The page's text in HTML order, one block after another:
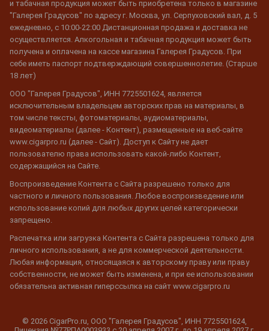
и табачная продукция может быть приобретена только в магазине
"Галерея Градусов" по адресу г. Москва, ул. Серпуховский вал, д. 5
ежедневно, с 10:00-22:00 Дистанционная продажа и доставка не
осуществляется. Алкогольная и табачная продукция может быть
получена и оплачена на кассе магазина Галерея Градусов. При
себе иметь паспорт подтверждающий совершеннолетие. (Старше
18 лет)
ООО "Галерея Градусов", ИНН 7725501624, является
исключительным владельцем авторских прав на материалы, в
том числе тексты, фотоматериалы, аудиоматериалы,
видеоматериалы (далее - Контент), размещенные на веб-сайте
www.cigarpro.ru (далее - Сайт). Доступ к Сайту не дает
пользователю права использовать какой-либо Контент,
содержащийся на Сайте.
Воспроизведение Контента с Сайта разрешено только для
частного и личного пользования. Любое воспроизведение или
использование копий для любых других целей категорически
запрещено.
Распечатка или загрузка Контента с Сайта разрешена только для
личного использования, а не для коммерческой деятельности.
Любая информация, относящаяся к авторскому праву или праву
собственности, не может быть изменена, и при ее использовании
обязательна активная гиперссылка на сайт www.cigarpro.ru
© 2026 CigarPro.ru, ООО "Галерея Градусов", ИНН 7725501624,